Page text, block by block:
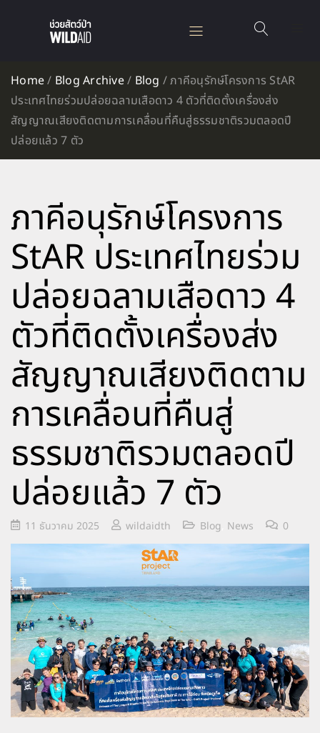
Home/ Blog Archive/ Blog /ภาคีอนุรักษ์โครงการ StAR
ประเทศไทยร่วมปล่อยฉลามเสือดาว 4 ตัวที่ติดตั้งเครื่องส่ง
สัญญาณเสียงติดตามการเคลื่อนที่คืนสู่ธรรมชาติรวมตลอดปี
ปล่อยแล้ว 7 ตัว
ภาคีอนุรักษ์โครงการ
StAR ประเทศไทยร่วม
ปล่อยฉลามเสือดาว 4
ตัวที่ติดตั้งเครื่องส่ง
สัญญาณเสียงติดตาม
การเคลื่อนที่คืนสู่
ธรรมชาติรวมตลอดปี
ปล่อยแล้ว 7 ตัว
11 ธันวาคม 2025 wildaidth Blog News 0